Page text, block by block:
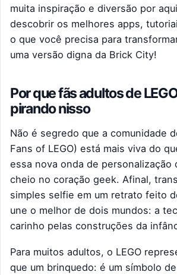
muita inspiração e diversão por
descobrir os melhores apps,
o que você precisa para
uma versão digna da Brick City!
Por que fãs adultos de
pirando nisso
Não é segredo que a comunidade
Fans of LEGO) está mais viva do
essa nova onda de personalização
cheio no coração geek. Afinal,
simples selfie em um retrato feito
une o melhor de dois mundos: a
carinho pelas construções da
Para muitos adultos, o LEGO
que um brinquedo: é um símbolo